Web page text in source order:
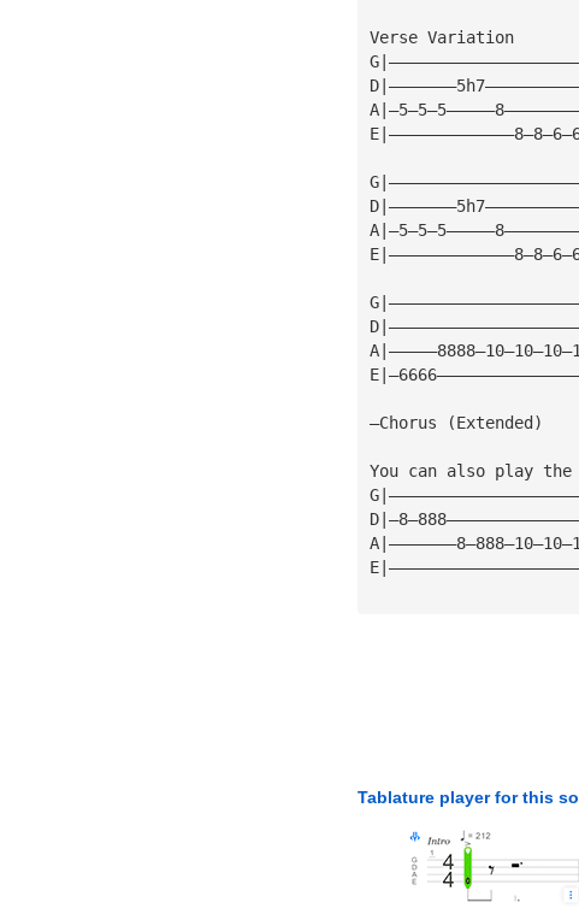
Verse Variation
—Chorus (Extended)
You can also play
Tablature player for this